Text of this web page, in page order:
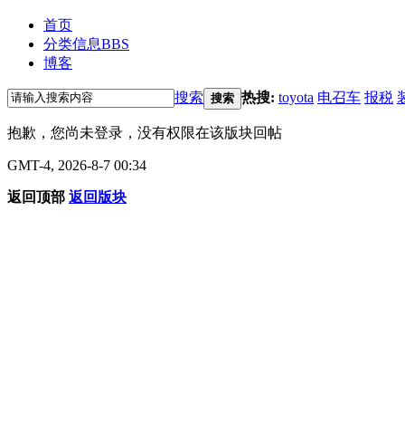
首页
分类信息BBS
博客
搜索 搜索 热搜: toyota 电召车 报税
抱歉，您尚未登录，没有权限在该版块回帖
GMT-4, 2026-8-7 00:34
返回顶部 返回版块